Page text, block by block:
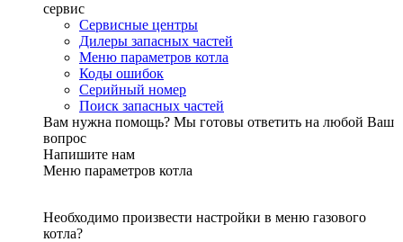
сервис
Сервисные центры
Дилеры запасных частей
Меню параметров котла
Коды ошибок
Серийный номер
Поиск запасных частей
Вам нужна помощь? Мы готовы ответить на любой Ваш
вопрос
Напишите нам
Меню параметров котла
Необходимо произвести настройки в меню газового
котла?